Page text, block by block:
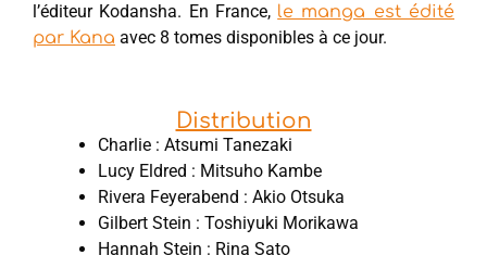
l’éditeur Kodansha. En France, le manga est édité
par Kana avec 8 tomes disponibles à ce jour.
Distribution
Charlie : Atsumi Tanezaki
Lucy Eldred : Mitsuho Kambe
Rivera Feyerabend : Akio Otsuka
Gilbert Stein : Toshiyuki Morikawa
Hannah Stein : Rina Sato